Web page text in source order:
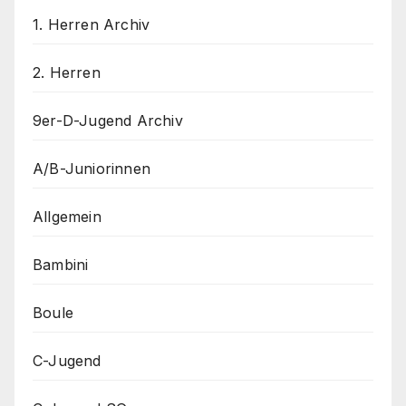
1. Herren Archiv
2. Herren
9er-D-Jugend Archiv
A/B-Juniorinnen
Allgemein
Bambini
Boule
C-Jugend